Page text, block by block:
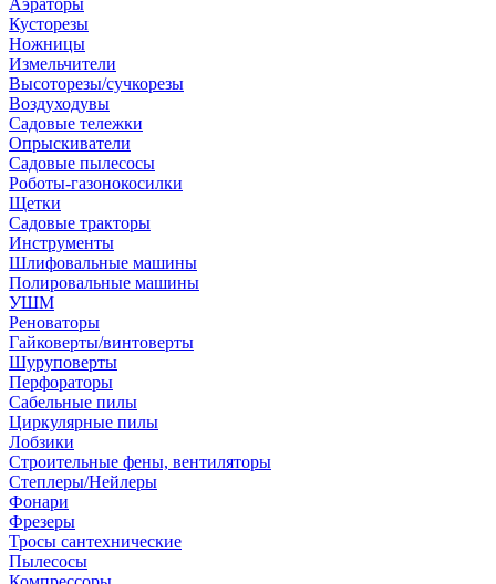
Аэраторы
Кусторезы
Ножницы
Измельчители
Высоторезы/сучкорезы
Воздуходувы
Садовые тележки
Опрыскиватели
Садовые пылесосы
Роботы-газонокосилки
Щетки
Садовые тракторы
Инструменты
Шлифовальные машины
Полировальные машины
УШМ
Реноваторы
Гайковерты/винтоверты
Шуруповерты
Перфораторы
Сабельные пилы
Циркулярные пилы
Лобзики
Строительные фены, вентиляторы
Степлеры/Нейлеры
Фонари
Фрезеры
Тросы сантехнические
Пылесосы